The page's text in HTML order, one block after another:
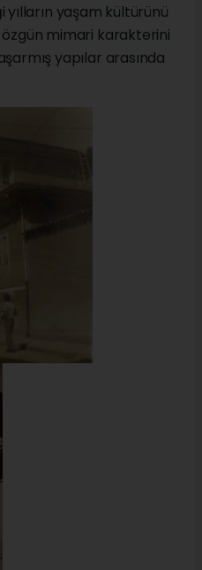
yaşam kültürünü
mimari karakterini
yapılar arasında